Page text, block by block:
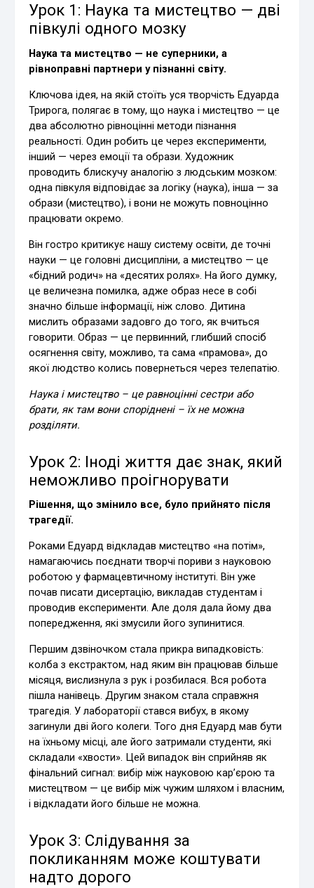
Урок 1: Наука та мистецтво — дві
півкулі одного мозку
Наука та мистецтво — не суперники, а
рівноправні партнери у пізнанні світу.
Ключова ідея, на якій стоїть уся творчість Едуарда
Трирога, полягає в тому, що наука і мистецтво — це
два абсолютно рівноцінні методи пізнання
реальності. Один робить це через експерименти,
інший — через емоції та образи. Художник
проводить блискучу аналогію з людським мозком:
одна півкуля відповідає за логіку (наука), інша — за
образи (мистецтво), і вони не можуть повноцінно
працювати окремо.
Він гостро критикує нашу систему освіти, де точні
науки — це головні дисципліни, а мистецтво — це
«бідний родич» на «десятих ролях». На його думку,
це величезна помилка, адже образ несе в собі
значно більше інформації, ніж слово. Дитина
мислить образами задовго до того, як вчиться
говорити. Образ — це первинний, глибший спосіб
осягнення світу, можливо, та сама «прамова», до
якої людство колись повернеться через телепатію.
Наука і мистецтво – це равноцінні сестри або
брати, як там вони споріднені – їх не можна
розділяти.
Урок 2: Іноді життя дає знак, який
неможливо проігнорувати
Рішення, що змінило все, було прийнято після
трагедії.
Роками Едуард відкладав мистецтво «на потім»,
намагаючись поєднати творчі пориви з науковою
роботою у фармацевтичному інституті. Він уже
почав писати дисертацію, викладав студентам і
проводив експерименти. Але доля дала йому два
попередження, які змусили його зупинитися.
Першим дзвіночком стала прикра випадковість:
колба з екстрактом, над яким він працював більше
місяця, вислизнула з рук і розбилася. Вся робота
пішла нанівець. Другим знаком стала справжня
трагедія. У лабораторії стався вибух, в якому
загинули дві його колеги. Того дня Едуард мав бути
на їхньому місці, але його затримали студенти, які
складали «хвости». Цей випадок він сприйняв як
фінальний сигнал: вибір між науковою кар’єрою та
мистецтвом — це вибір між чужим шляхом і власним,
і відкладати його більше не можна.
Урок 3: Слідування за
покликанням може коштувати
надто дорого